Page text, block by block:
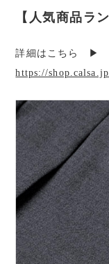
【人気商品ラ
詳細はこちら ▶︎
https://